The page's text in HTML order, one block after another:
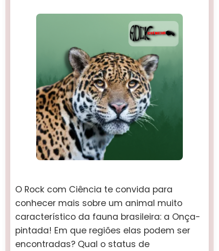
O Rock com Ciência te convida para
conhecer mais sobre um animal muito
característico da fauna brasileira: a Onça-
pintada! Em que regiões elas podem ser
encontradas? Qual o status de